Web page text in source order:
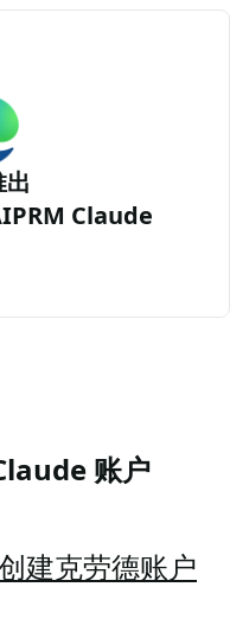
Claude
账户
建克劳德账户